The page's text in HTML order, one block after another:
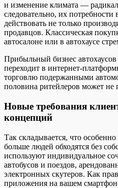
и изменение климата —
следовательно, их потребности
действовать не только
продавцов. Классическая
автосалоне или в автохаусе
Прибыльный бизнес
переходит в интернет-
торговлю подержанными
половина ритейлеров может не
Новые требования
концепций
Так складывается, что
больше людей обходятся без
используют индивидуальное
автобусов и поездов,
электронных скутеров. Как
приложения на вашем